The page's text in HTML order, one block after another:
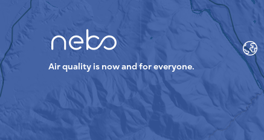
Air quality is now and for everyone.